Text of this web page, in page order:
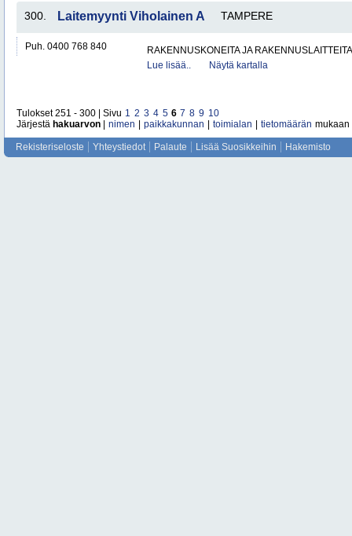
300. Laitemyynti Viholainen A TAMPERE
Puh. 0400 768 840
RAKENNUSKONEITA JA RAKENNUSLAITTEITA
Lue lisää..
Näytä kartalla
Tulokset 251 - 300 | Sivu 1 2 3 4 5 6 7 8 9 10
Järjestä hakuarvon nimen paikkakunnan toimialan tietomäärän mukaan
Rekisteriseloste Yhteystiedot Palaute Lisää Suosikkeihin Hakemisto